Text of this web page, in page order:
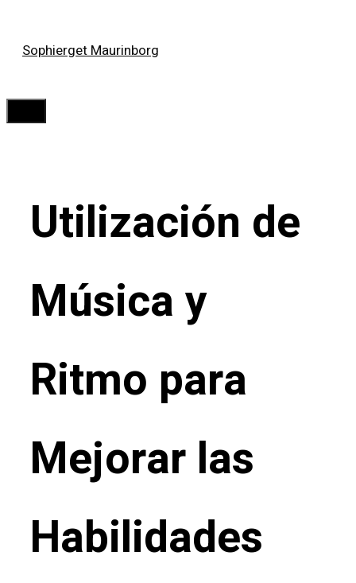
Sophierget Maurinborg
Utilización de
Música y
Ritmo para
Mejorar las
Habilidades